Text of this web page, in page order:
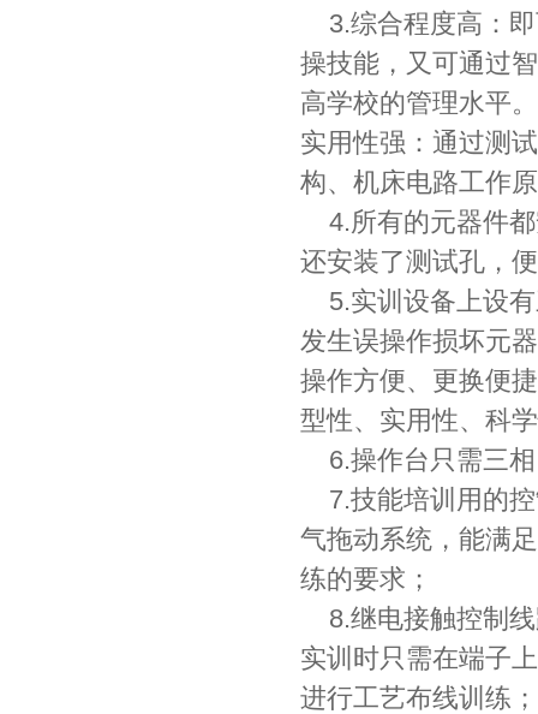
3.综合程度高：即
操技能，又可通过
高学校的管理水平。
实用性强：通过测
构、机床电路工作
4.所有的元器件都
还安装了测试孔，
5.实训设备上设有
发生误操作损坏元
操作方便、更换便
型性、实用性、科
6.操作台只需三相
7.技能培训用的控
气拖动系统，能满
练的要求；
8.继电接触控制线
实训时只需在端子
进行工艺布线训练；